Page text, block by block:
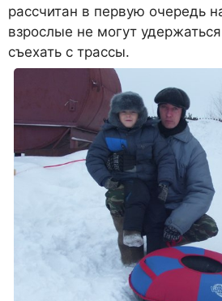
рассчитан в первую очередь
взрослые не могут
съехать с трассы.